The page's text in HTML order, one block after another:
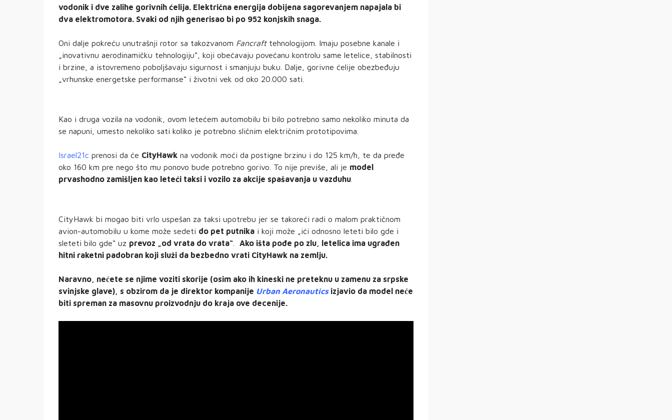
vodonik i dve zalihe gorivnih ćelija. Električna energija dobijena sagorevanjem napajala bi
dva elektromotora. Svaki od njih generisao bi po 952 konjskih snaga.
Oni dalje pokreću unutrašnji rotor sa takozvanom Fancrafttehnologijom. Imaju posebne kanale i
„inovativnu aerodinamičku tehnologiju“, koji obećavaju povećanu kontrolu same letelice, stabilnosti
i brzine, a istovremeno poboljšavaju sigurnost i smanjuju buku. Dalje, gorivne ćelije obezbeđuju
„vrhunske energetske performanse“ i životni vek od oko 20.000 sati.
Kao i druga vozila na vodonik, ovom letećem automobilu bi bilo potrebno samo nekoliko minuta da
se napuni, umesto nekoliko sati koliko je potrebno sličnim električnim prototipovima.
Israel21c prenosi da će CityHawk na vodonik moći da postigne brzinu i do 125 km/h, te da pređe
oko 160 km pre nego što mu ponovo bude potrebno gorivo. To nije previše, ali je model
prvashodno zamišljen kao leteći taksi i vozilo za akcije spašavanja u vazduhu
CityHawk bi mogao biti vrlo uspešan za taksi upotrebu jer se takoreći radi o malom praktičnom
avion-automobilu u kome može sedeti do pet putnika i koji može „ići odnosno leteti bilo gde i
sleteti bilo gde“ uz prevoz „od vrata do vrata“
Ako išta pođe po zlu, letelica ima ugrađen
hitni raketni padobran koji služi da bezbedno vrati CityHawk na zemlju.
Naravno, nećete se njime voziti skorije (osim ako ih kineski ne preteknu u zamenu za srpske
svinjske glave), s obzirom da je direktor kompanije Urban Aeronauticsizjavio da model neće
biti spreman za masovnu proizvodnju do kraja ove decenije.